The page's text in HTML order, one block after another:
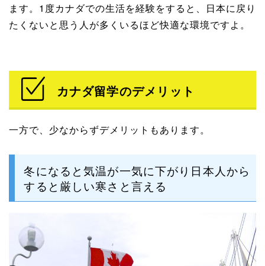
ます。1度カナダでの生活を経験をすると、日本に戻り
たくないと思う人が多くいるほど快適な環境ですよ。
カナダ留学のデメリット
一方で、少なからずデメリットもあります。
冬になると気温が一気に下がり日本人から
すると厳しい寒さと言える